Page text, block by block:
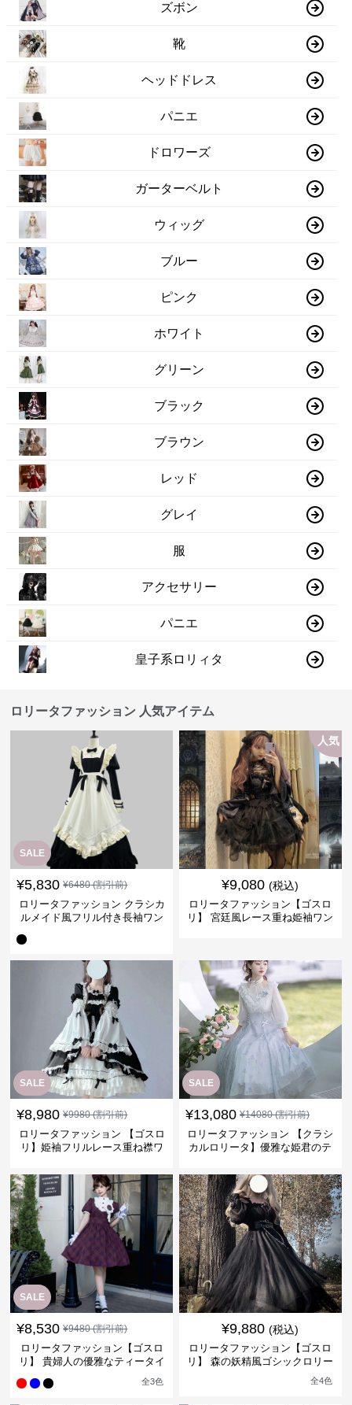
ズボン
靴
ヘッドドレス
パニエ
ドロワーズ
ガーターベルト
ウィッグ
ブルー
ピンク
ホワイト
グリーン
ブラック
ブラウン
レッド
グレイ
服
アクセサリー
パニエ
皇子系ロリィタ
ロリータファッション 人気アイテム
SALE
¥5,830 ¥6480(割引前)
ロリータファッション クラシカ
ルメイド風フリル付き長袖ワン
人気
¥9,080 (税込)
ロリータファッション【ゴスロ
リ】 宮廷風レース重ね姫袖ワン
SALE
¥8,980 ¥9980(割引前)
ロリータファッション 【ゴスロ
リ】姫袖フリルレース重ね襟ワ
SALE
¥13,080 ¥14080(割引前)
ロリータファッション 【クラシ
カルロリータ】優雅な姫君のテ
SALE
¥8,530 ¥9480(割引前)
ロリータファッション【ゴスロ
リ】 貴婦人の優雅なティータイ
全3色
¥9,880 (税込)
ロリータファッション【ゴスロ
リ】 森の妖精風ゴシックロリー
全4色